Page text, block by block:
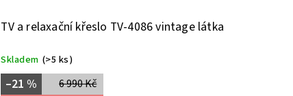
TV a relaxační křeslo TV-4086 vintage látka
Skladem (>5 ks)
6 990 Kč
–21 %